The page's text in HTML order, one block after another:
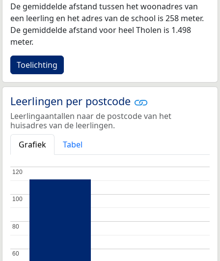
De gemiddelde afstand tussen het woonadres van
een leerling en het adres van de school is 258 meter.
De gemiddelde afstand voor heel Tholen is 1.498
meter.
Toelichting
Leerlingen per postcode
Leerlingaantallen naar de postcode van het
huisadres van de leerlingen.
Grafiek
Tabel
60
60
80
80
100
100
120
120